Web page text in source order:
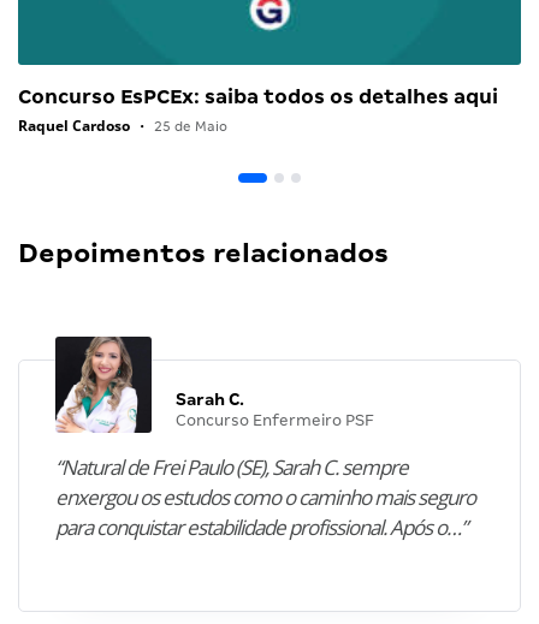
Concurso EsPCEx: saiba todos os detalhes aqui
Raquel Cardoso • 25 de Maio
Depoimentos relacionados
Sarah C.
Concurso Enfermeiro PSF
“Natural de Frei Paulo (SE), Sarah C. sempre
enxergou os estudos como o caminho mais seguro
para conquistar estabilidade profissional. Após o…”